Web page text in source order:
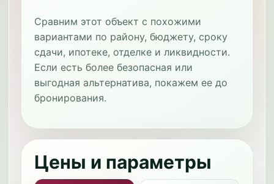
Сравним этот объект с похожими
вариантами по району, бюджету, сроку
сдачи, ипотеке, отделке и ликвидности.
Если есть более безопасная или
выгодная альтернатива, покажем ее до
бронирования.
Цены и параметры